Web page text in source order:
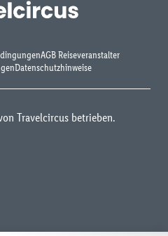
AGB Reiseveranstalter
Datenschutzhinweise
Travelcircus betrieben.